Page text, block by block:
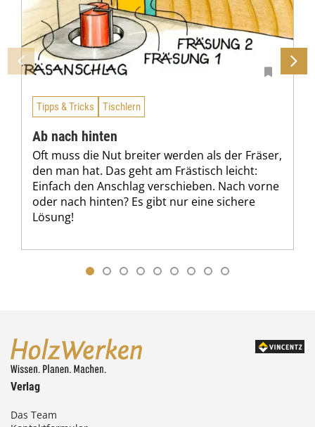
Tipps & Tricks Tischlern
Ab nach hinten
Oft muss die Nut breiter werden als der Fräser,
den man hat. Das geht am Frästisch leicht:
Einfach den Anschlag verschieben. Nach vorne
oder nach hinten? Es gibt nur eine sichere
Lösung!
Verlag
Das Team